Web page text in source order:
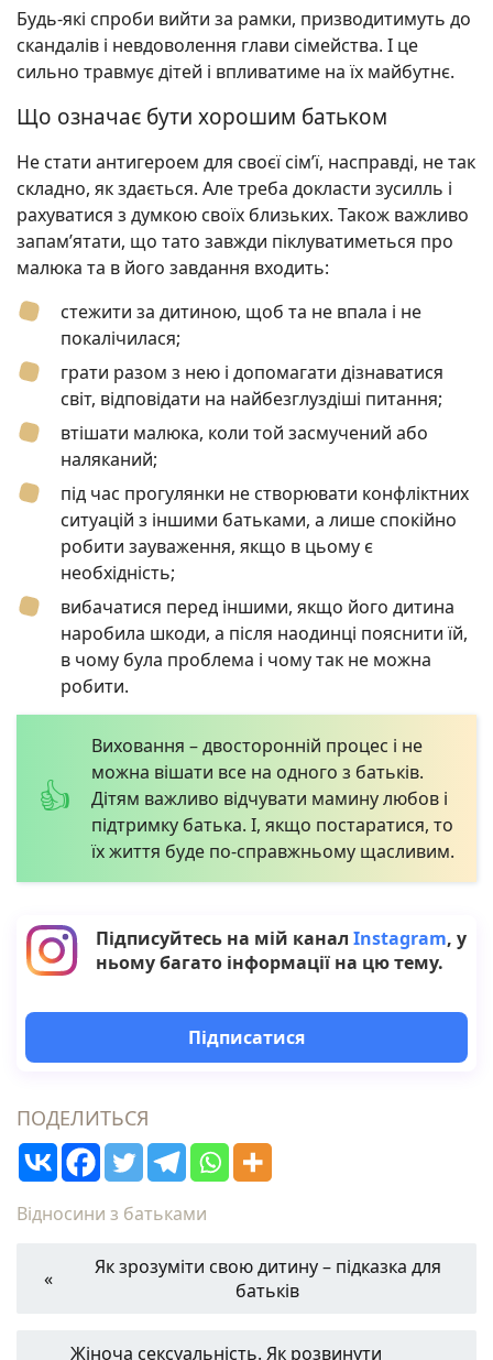
Будь-які спроби вийти за рамки, призводитимуть до
скандалів і невдоволення глави сімейства. І це
сильно травмує дітей і впливатиме на їх майбутнє.
Що означає бути хорошим батьком
Не стати антигероем для своєї сім’ї, насправді, не так
складно, як здається. Але треба докласти зусилль і
рахуватися з думкою своїх близьких. Також важливо
запам’ятати, що тато завжди піклуватиметься про
малюка та в його завдання входить:
стежити за дитиною, щоб та не впала і не
покалічилася;
грати разом з нею і допомагати дізнаватися
світ, відповідати на найбезглуздіші питання;
втішати малюка, коли той засмучений або
наляканий;
під час прогулянки не створювати конфліктних
ситуацій з іншими батьками, а лише спокійно
робити зауваження, якщо в цьому є
необхідність;
вибачатися перед іншими, якщо його дитина
наробила шкоди, а після наодинці пояснити їй,
в чому була проблема і чому так не можна
робити.
Виховання – двосторонній процес і не
можна вішати все на одного з батьків.
Дітям важливо відчувати мамину любов і
підтримку батька. І, якщо постаратися, то
їх життя буде по-справжньому щасливим.
Підписуйтесь на мій канал Instagram, у
ньому багато інформації на цю тему.
Підписатися
ПОДЕЛИТЬСЯ
Відносини з батьками
Як зрозуміти свою дитину – підказка для
батьків
Жіноча сексуальність. Як розвинути